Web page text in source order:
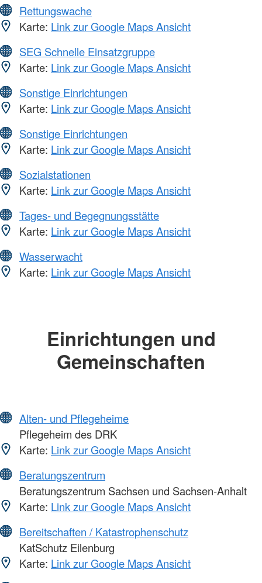
Rettungswache
Karte: Link zur Google Maps Ansicht
SEG Schnelle Einsatzgruppe
Karte: Link zur Google Maps Ansicht
Sonstige Einrichtungen
Karte: Link zur Google Maps Ansicht
Sonstige Einrichtungen
Karte: Link zur Google Maps Ansicht
Sozialstationen
Karte: Link zur Google Maps Ansicht
Tages- und Begegnungsstätte
Karte: Link zur Google Maps Ansicht
Wasserwacht
Karte: Link zur Google Maps Ansicht
Einrichtungen und
Gemeinschaften
Alten- und Pflegeheime
Pflegeheim des DRK
Karte: Link zur Google Maps Ansicht
Beratungszentrum
Beratungszentrum Sachsen und Sachsen-Anhalt
Karte: Link zur Google Maps Ansicht
Bereitschaften / Katastrophenschutz
KatSchutz Eilenburg
Karte: Link zur Google Maps Ansicht